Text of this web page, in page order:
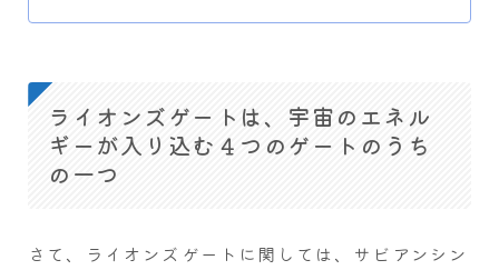
ライオンズゲートは、宇宙のエネル
ギーが入り込む４つのゲートのうち
の一つ
さて、ライオンズゲートに関しては、サビアンシン